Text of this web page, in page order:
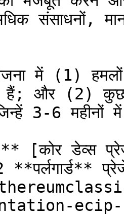
संसाधनों,
में (1)
हैं; और (2) कुछ
3-6 महीनों
[कोर डेव्स
**पर्लगार्ड**
ecip-